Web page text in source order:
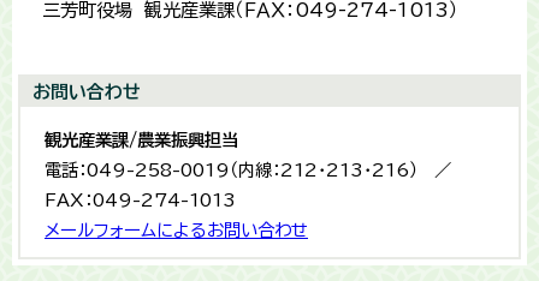
三芳町役場 観光産業課（ＦＡＸ：049-274-1013）
お問い合わせ
観光産業課/農業振興担当
電話：049-258-0019（内線：212・213・216） ／
FAX：049-274-1013
メールフォームによるお問い合わせ